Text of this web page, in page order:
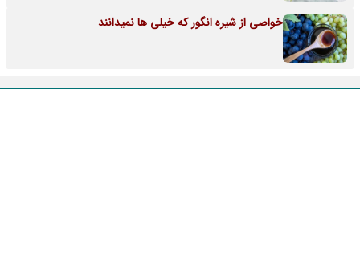
خواصی از شیره انگور که خیلی ها نمیدانند